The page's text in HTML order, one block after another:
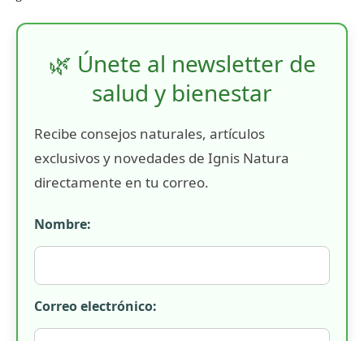
🌿 Únete al newsletter de
salud y bienestar
Recibe consejos naturales, artículos
exclusivos y novedades de Ignis Natura
directamente en tu correo.
Nombre:
Correo electrónico: